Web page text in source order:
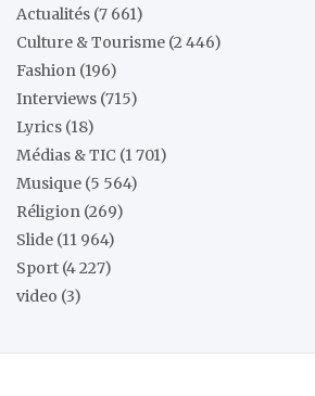
Actualités (7 661)
Culture & Tourisme (2 446)
Fashion (196)
Interviews (715)
Lyrics (18)
Médias & TIC (1 701)
Musique (5 564)
Réligion (269)
Slide (11 964)
Sport (4 227)
video (3)